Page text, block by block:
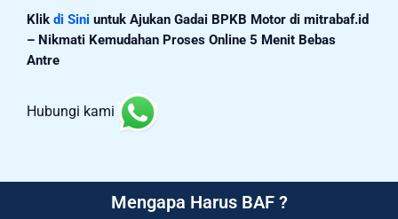
Klik di Sini untuk Ajukan Gadai BPKB Motor di mitrabaf.id
– Nikmati Kemudahan Proses Online 5 Menit Bebas
Antre
Hubungi kami
Mengapa Harus BAF ?